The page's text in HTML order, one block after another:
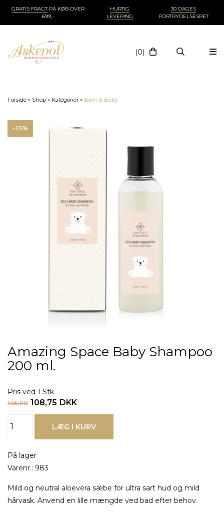
GRATIS FRAGTPÅ KØB OVER
699,-
HURTIG
LEVERING
30 DAGES
FORTRYDELSESRET
(0)
Forside » Shop » Kategorier » Børn & Baby
-25%
Amazing Space Baby Shampoo
200 ml.
Pris ved 1 Stk
145,00 108,75 DKK
På lager
Varenr.: 983
Mild og neutral aloevera sæbe for ultra sart hud og mild
hårvask. Anvend en lille mængde ved bad efter behov.